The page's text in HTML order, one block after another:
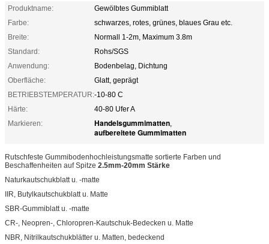
Produktname:
Gewölbtes Gummiblatt
Farbe:
schwarzes, rotes, grünes, blaues Grau etc.
Breite:
Normall 1-2m, Maximum 3.8m
Standard:
Rohs/SGS
Anwendung:
Bodenbelag, Dichtung
Oberfläche:
Glatt, geprägt
BETRIEBSTEMPERATUR:-10-80 C
Härte:
40-80 Ufer A
Markieren:
Handelsgummimatten,
aufbereitete Gummimatten
Rutschfeste Gummibodenhochleistungsmatte sortierte Farben und
Beschaffenheiten auf Spitze 2.5mm-20mm Stärke
Naturkautschukblatt u. -matte
IIR, Butylkautschukblatt u. Matte
SBR-Gummiblatt u. -matte
CR-, Neopren-, Chloropren-Kautschuk-Bedecken u. Matte
NBR, Nitrilkautschukblätter u. Matten, bedeckend